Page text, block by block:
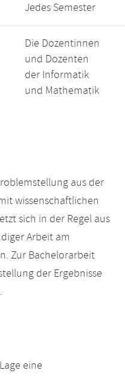
Jedes Semester
Die Dozentinnen
und Dozenten
der Informatik
und Mathematik
aus der
wissenschaftlichen
sich in der Regel aus
Arbeit am
Zur Bachelorarbeit
der Ergebnisse
eine